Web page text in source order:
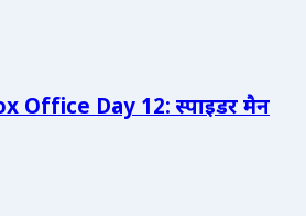
Office Day 12: स्पाइडर मैन